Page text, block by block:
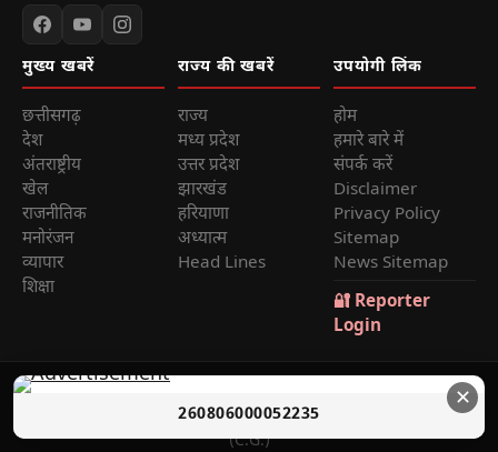
मुख्य खबरें
छत्तीसगढ़
देश
अंतराष्ट्रीय
खेल
राजनीतिक
मनोरंजन
व्यापार
शिक्षा
राज्य की खबरें
राज्य
मध्य प्रदेश
उत्तर प्रदेश
झारखंड
हरियाणा
अध्यात्म
Head Lines
उपयोगी लिंक
होम
हमारे बारे में
संपर्क करें
Disclaimer
Privacy Policy
Sitemap
News Sitemap
🔐 Reporter
Login
— सर्वाधिकार सुरक्षित | Sole Proprietor:
Rana Sikander Singh | Reg. No. 4622012201006321, Raipur
(C.G.)
✕
260806000052235